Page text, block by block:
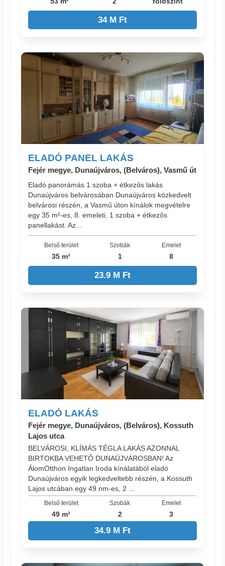
34 M Ft
ELADÓ PANEL LAKÁS
Fejér megye, Dunaújváros, (Belváros), Vasmű út
Eladó panorámás 1 szoba + étkezős lakás
Dunaújváros belvárosában Dunaújváros közkedvelt
belvárosi részén, a Vasmű úton kínálok megvételre
egy 35 m²-es, 8. emeleti, 1 szoba + étkezős
panellakást. Az...
Belső terület
35 m²
Szobák
1
Emelet
8
23.9 M Ft
ELADÓ LAKÁS
Fejér megye, Dunaújváros, (Belváros), Kossuth
Lajos utca
BELVÁROSI, KLÍMÁS TÉGLA LAKÁS AZONNAL
BIRTOKBA VEHETŐ DUNAÚJVÁROSBAN! Az
ÁlomOtthon Ingatlan Iroda kínálatából eladó
Dunaújváros egyik legkedveltebb részén, a Kossuth
Lajos utcában egy 49 nm-es, 2 ...
Belső terület
49 m²
Szobák
2
Emelet
3
34.9 M Ft